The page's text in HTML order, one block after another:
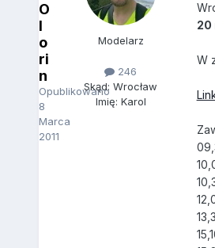
O
l
o
ri
n
Opublikowano
8
Marca
2011
Modelarz
246
Skąd: Wrocław
Imię: Karol
20
W